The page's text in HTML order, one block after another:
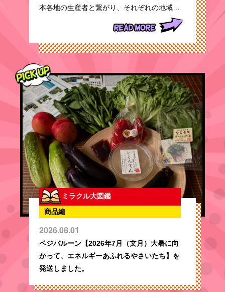
本各地の生産者と繋がり、それぞれの地域…
ミラクル大図鑑
商品編
2026.08.01
ベジバルーン【2026年7月（文月）大暑に向
かって、エネルギーあふれるやさいたち】を
発送しました。